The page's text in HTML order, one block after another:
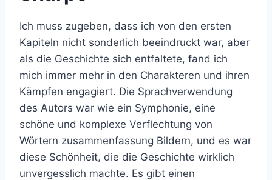
Ich muss zugeben, dass ich von den ersten
Kapiteln nicht sonderlich beeindruckt war, aber
als die Geschichte sich entfaltete, fand ich
mich immer mehr in den Charakteren und ihren
Kämpfen engagiert. Die Sprachverwendung
des Autors war wie ein Symphonie, eine
schöne und komplexe Verflechtung von
Wörtern zusammenfassung Bildern, und es war
diese Schönheit, die die Geschichte wirklich
unvergesslich machte. Es gibt einen